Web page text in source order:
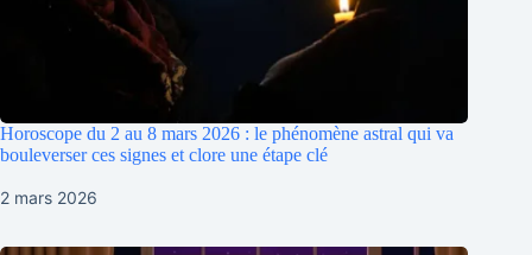
Horoscope du 2 au 8 mars 2026 : le phénomène astral qui va
bouleverser ces signes et clore une étape clé
2 mars 2026